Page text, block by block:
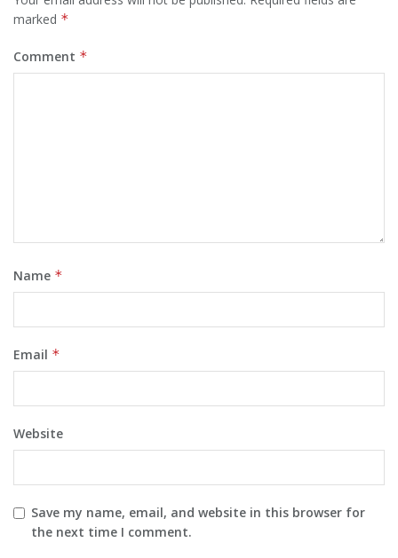
marked *
Comment *
Name *
Email *
Website
Save my name, email, and website in this browser for
the next time I comment.